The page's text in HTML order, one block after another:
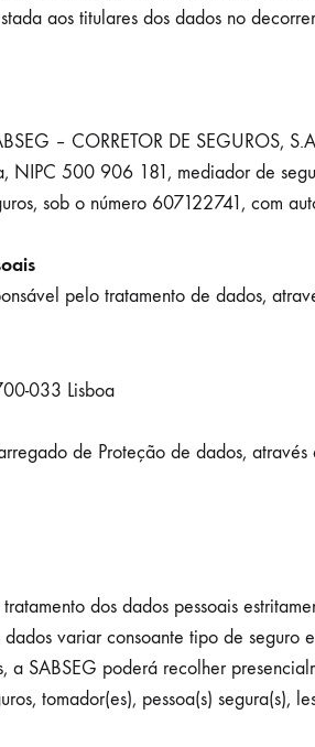
aos titulares dos dados no
– CORRETOR DE SEGUROS,
500 906 181, mediador de
sob o número 607122741, com
pelo tratamento de dados,
033 Lisboa
de Proteção de dados,
dos dados pessoais
variar consoante tipo de seguro
a SABSEG poderá recolher
tomador(es), pessoa(s) segura(s),